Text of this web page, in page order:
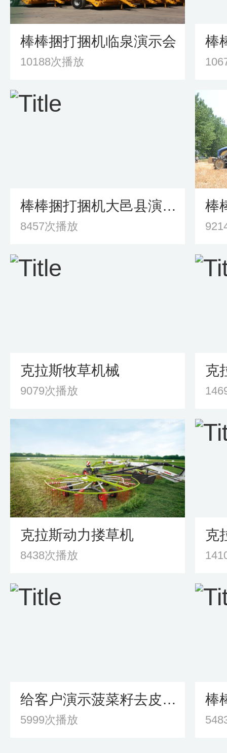
棒棒捆打捆机临泉演示会
10188次播放
棒
棒棒捆打捆机大邑县演示会
8457次播放
棒
克拉斯牧草机械
9079次播放
克拉斯动力搂草机
8438次播放
给客户演示菠菜籽去皮机正在工作
5999次播放
棒